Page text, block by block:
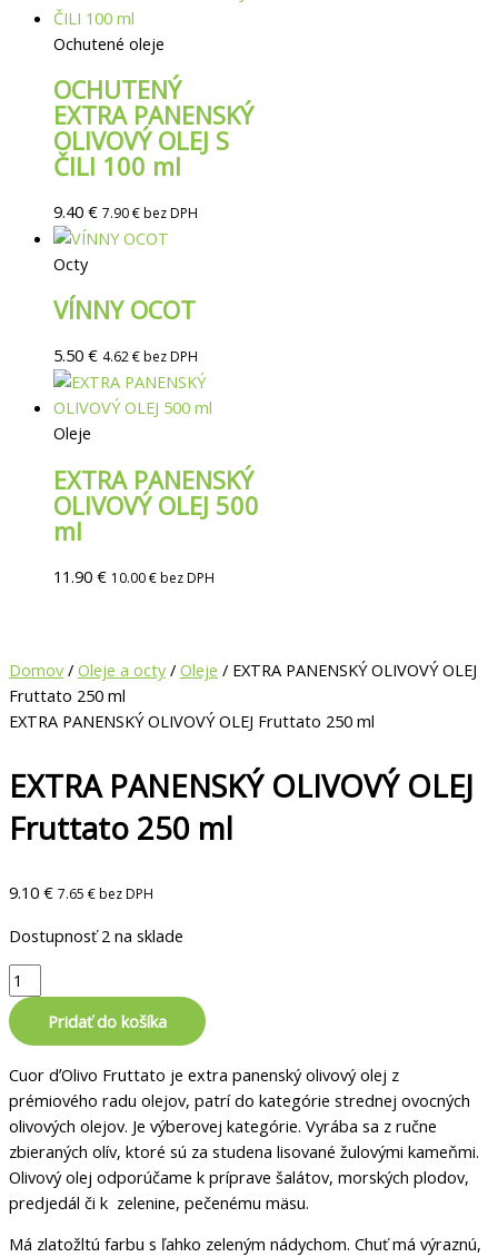
Ochutené oleje
OCHUTENÝ
EXTRA PANENSKÝ
OLIVOVÝ OLEJ S
ČILI 100 ml
9.40 € 7.90€bez DPH
Octy
VÍNNY OCOT
5.50 € 4.62€bez DPH
Oleje
EXTRA PANENSKÝ
OLIVOVÝ OLEJ 500
ml
11.90 € 10.00€bez DPH
Domov / Oleje a octy / Oleje / EXTRA PANENSKÝ OLIVOVÝ OLEJ
Fruttato 250 ml
EXTRA PANENSKÝ OLIVOVÝ OLEJ Fruttato 250 ml
EXTRA PANENSKÝ OLIVOVÝ OLEJ
Fruttato 250 ml
9.10 € 7.65 €bez DPH
Dostupnosť 2 na sklade
Pridať do košíka
Cuor dʼOlivo Fruttato je extra panenský olivový olej z
prémiového radu olejov, patrí do kategórie strednej ovocných
olivových olejov. Je výberovej kategórie. Vyrába sa z ručne
zbieraných olív, ktoré sú za studena lisované žulovými kameňmi.
Olivový olej odporúčame k príprave šalátov, morských plodov,
predjedál či k zelenine, pečenému mäsu.
Má zlatožltú farbu s ľahko zeleným nádychom. Chuť má výraznú,